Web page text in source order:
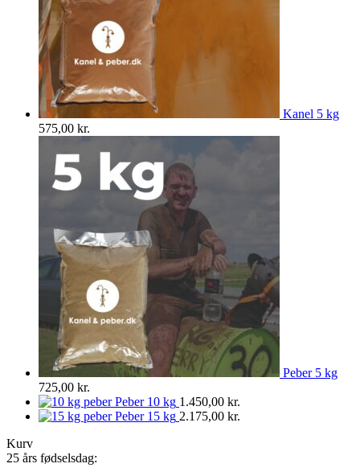
Kanel 5 kg
575,00 kr.
Peber 5 kg
725,00 kr.
Peber 10 kg 1.450,00 kr.
Peber 15 kg 2.175,00 kr.
Kurv
25 års fødselsdag: